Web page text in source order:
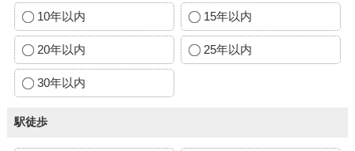
10年以内 15年以内
20年以内 25年以内
30年以内
駅徒歩